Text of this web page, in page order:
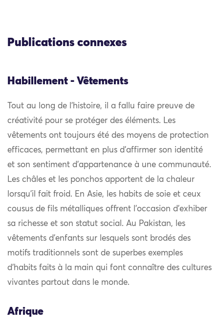
Publications connexes
Habillement - Vêtements
Tout au long de l’histoire, il a fallu faire preuve de
créativité pour se protéger des éléments. Les
vêtements ont toujours été des moyens de protection
efficaces, permettant en plus d’affirmer son identité
et son sentiment d’appartenance à une communauté.
Les châles et les ponchos apportent de la chaleur
lorsqu’il fait froid. En Asie, les habits de soie et ceux
cousus de fils métalliques offrent l’occasion d’exhiber
sa richesse et son statut social. Au Pakistan, les
vêtements d’enfants sur lesquels sont brodés des
motifs traditionnels sont de superbes exemples
d’habits faits à la main qui font connaître des cultures
vivantes partout dans le monde.
Afrique